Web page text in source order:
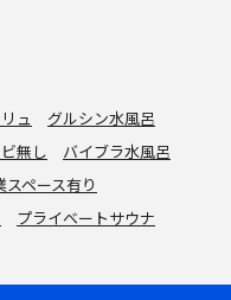
ュ
グルシン水風呂
無し
バイブラ水風呂
スペース有り
プライベートサウナ